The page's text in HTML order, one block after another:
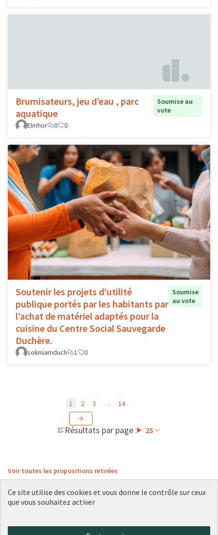
Brumisateurs, jeu d’eau , parc
aquatique
Soumise au
vote
Elmhor
0 0
Soutenir les projets d’utilité
publique portés par les habitants par
l’achat de matériel adaptés pour la
cuisine du Centre Social Sauvegarde
Duchère.
Soumise
au vote
solimiamduch 1 0
Résultats par page : 25
1 2 3 … 14
Voir toutes les propositions retirées
Ce site utilise des cookies et vous donne le contrôle sur ceux
que vous souhaitez activer